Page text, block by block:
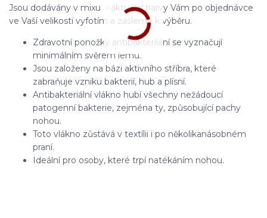
Jsou dodávány v mixu - aktuální barvy Vám po objednávce
ve Vaší velikosti vyfotím a zašleme k výběru.
Zdravotní ponožky antibakterilání se vyznačují
minimálním svěrem lemu.
Jsou založeny na bázi aktivního stříbra, které
zabraňuje vzniku bakterií, hub a plísní.
Antibakteriální vlákno hubí všechny nežádoucí
patogenní bakterie, zejména ty, způsobující pachy
nohou.
Toto vlákno zůstává v textílii i po několikanásobném
praní.
Ideální pro osoby, které trpí natékáním nohou.